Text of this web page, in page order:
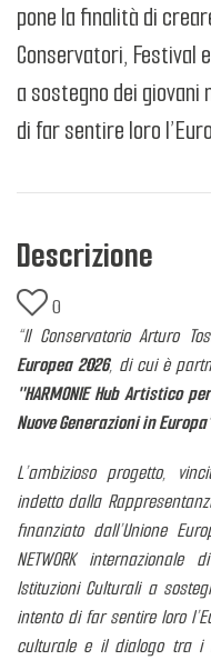
pone la finalità di
Conservatori, Festival
a sostegno dei
di far sentire loro
Descrizione
0
“Il Conservatorio Arturo
Europea 2026, di cui è
"HARMONIE Hub Artistico
Nuove Generazioni in
L’ambizioso progetto,
indetto dalla
finanziato dall’Unione
NETWORK
Istituzioni Culturali a
intento di far sentire loro
culturale e il dialogo tra i